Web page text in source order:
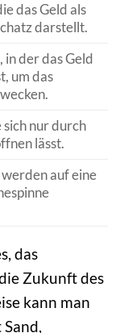
das Geld als
darstellt.
in der das Geld
um das
sich nur durch
lässt.
auf eine
das
Zukunft des
kann man